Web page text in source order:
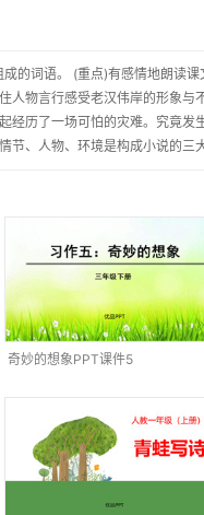
的词语。 (重点)有感情地朗读
人物言行感受老汉伟岸的形象
经历了一场可怕的灾难。究竟
节、人物、环境是构成小说的三
奇妙的想象PPT课件5